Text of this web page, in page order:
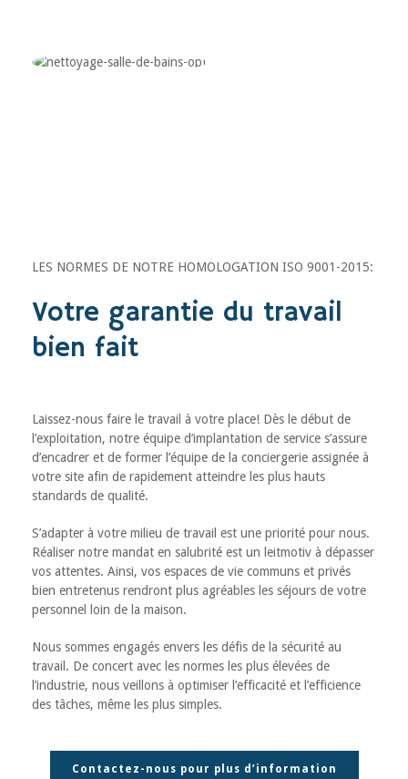
LES NORMES DE NOTRE HOMOLOGATION ISO 9001-2015:
Votre garantie du travail
bien fait
Laissez-nous faire le travail à votre place! Dès le début de
l’exploitation, notre équipe d’implantation de service s’assure
d’encadrer et de former l’équipe de la conciergerie assignée à
votre site afin de rapidement atteindre les plus hauts
standards de qualité.
S’adapter à votre milieu de travail est une priorité pour nous.
Réaliser notre mandat en salubrité est un leitmotiv à dépasser
vos attentes. Ainsi, vos espaces de vie communs et privés
bien entretenus rendront plus agréables les séjours de votre
personnel loin de la maison.
Nous sommes engagés envers les défis de la sécurité au
travail. De concert avec les normes les plus élevées de
l’industrie, nous veillons à optimiser l’efficacité et l’efficience
des tâches, même les plus simples.
Contactez-nous pour plus d’information